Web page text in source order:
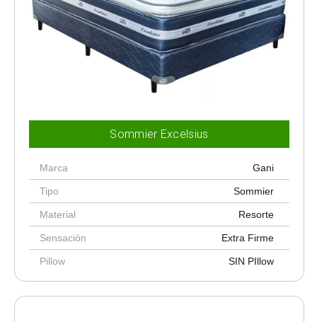
Sommier Excelsius
Marca Gani
Tipo Sommier
Material Resorte
Sensación Extra Firme
Pillow SIN PIllow